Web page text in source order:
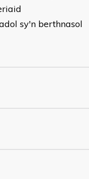
sy'n berthnasol